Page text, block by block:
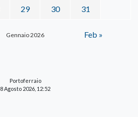
Gennaio 2026
29 30 31
Feb »
Portoferraio
8 Agosto 2026, 12:52